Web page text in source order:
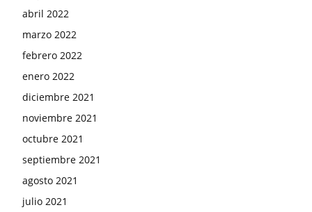
abril 2022
marzo 2022
febrero 2022
enero 2022
diciembre 2021
noviembre 2021
octubre 2021
septiembre 2021
agosto 2021
julio 2021